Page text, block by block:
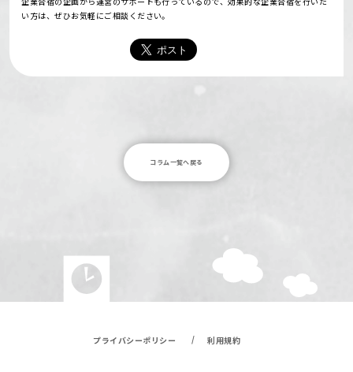
い方は、ぜひお気軽にご相談ください。
コラム一覧へ戻る
プライバシーポリシー / 利用規約